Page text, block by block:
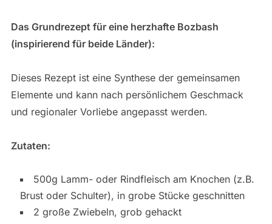
Das Grundrezept für eine herzhafte Bozbash
(inspirierend für beide Länder):
Dieses Rezept ist eine Synthese der gemeinsamen
Elemente und kann nach persönlichem Geschmack
und regionaler Vorliebe angepasst werden.
Zutaten:
500g Lamm- oder Rindfleisch am Knochen (z.B.
Brust oder Schulter), in grobe Stücke geschnitten
2 große Zwiebeln, grob gehackt